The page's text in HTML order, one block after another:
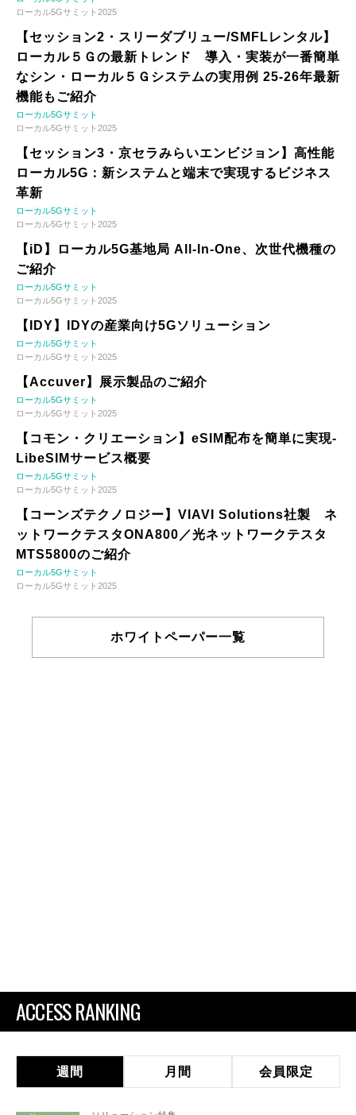
ローカル5Gサミット2025
【セッション2・スリーダブリュー/SMFLレンタル】
ローカル５Ｇの最新トレンド 導入・実装が一番簡単
なシン・ローカル５Ｇシステムの実用例 25-26年最新
機能もご紹介
ローカル5Gサミット
ローカル5Gサミット2025
【セッション3・京セラみらいエンビジョン】高性能
ローカル5G：新システムと端末で実現するビジネス
革新
ローカル5Gサミット
ローカル5Gサミット2025
【iD】ローカル5G基地局 All-In-One、次世代機種の
ご紹介
ローカル5Gサミット
ローカル5Gサミット2025
【IDY】IDYの産業向け5Gソリューション
ローカル5Gサミット
ローカル5Gサミット2025
【Accuver】展示製品のご紹介
ローカル5Gサミット
ローカル5Gサミット2025
【コモン・クリエーション】eSIM配布を簡単に実現-
LibeSIMサービス概要
ローカル5Gサミット
ローカル5Gサミット2025
【コーンズテクノロジー】VIAVI Solutions社製 ネ
ットワークテスタONA800／光ネットワークテスタ
MTS5800のご紹介
ローカル5Gサミット
ローカル5Gサミット2025
ホワイトペーパー一覧
ACCESS RANKING
週間 月間 会員限定